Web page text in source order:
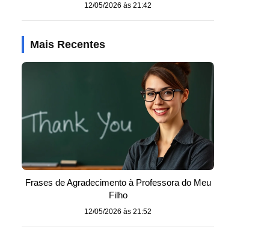
12/05/2026 às 21:42
Mais Recentes
Frases de Agradecimento à Professora do Meu
Filho
12/05/2026 às 21:52